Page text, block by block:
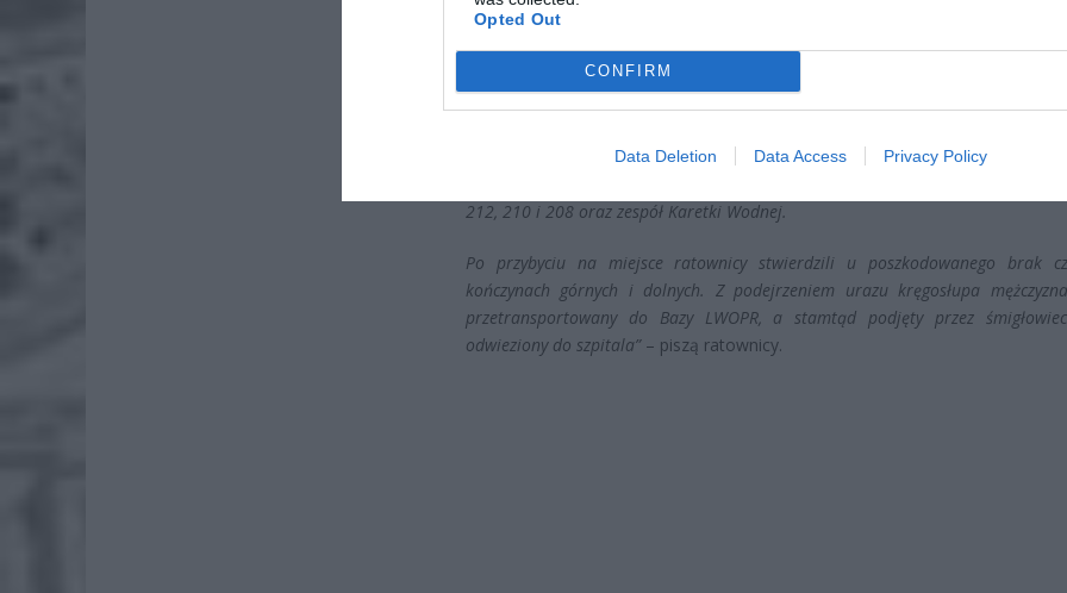
Opted Out
CONFIRM
Data Deletion Data Access Privacy Policy
34-letni mężczyzna skoczył 'na główkę’ z molo i nie był w stanie powrócić na
212, 210 i 208 oraz zespół Karetki Wodnej.
Po przybyciu na miejsce ratownicy stwierdzili u poszkodowanego brak
kończynach górnych i dolnych. Z podejrzeniem urazu kręgosłupa
przetransportowany do Bazy LWOPR, a stamtąd podjęty przez
odwieziony do szpitala”– piszą ratownicy.